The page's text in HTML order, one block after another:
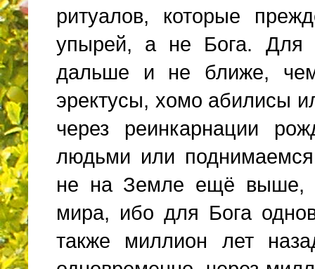
ритуалов, которые
упырей, а не Бога. Для
дальше и не ближе,
эректусы, хомо абилисы
через реинкарнации
людьми или
не на Земле ещё выше,
мира, ибо для Бога
также миллион лет